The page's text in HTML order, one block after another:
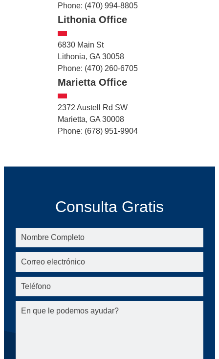
Phone: (470) 994-8805
Lithonia Office
6830 Main St
Lithonia, GA 30058
Phone: (470) 260-6705
Marietta Office
2372 Austell Rd SW
Marietta, GA 30008
Phone: (678) 951-9904
Consulta Gratis